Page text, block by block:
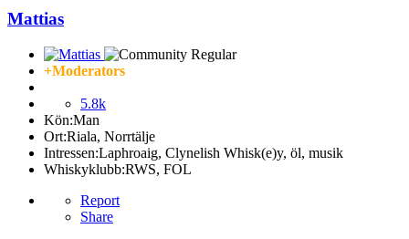
Mattias
+Moderators
5.8k
Kön:Man
Ort:Riala, Norrtälje
Intressen:Laphroaig, Clynelish Whisk(e)y, öl, musik
Whiskyklubb:RWS, FOL
Report
Share